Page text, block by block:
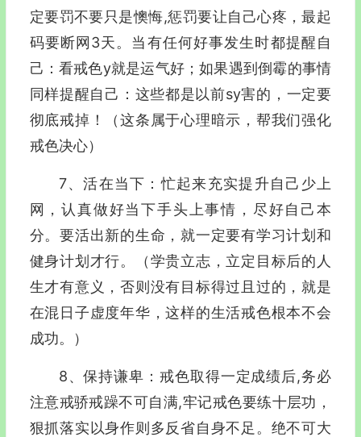
定要罚不要只是懊悔,惩罚要让自己心疼，最起
码要断网3天。当有任何好事发生时都提醒自
己：看戒色y就是运气好；如果遇到倒霉的事情
同样提醒自己：这些都是以前sy害的，一定要
彻底戒掉！（这条属于心理暗示，帮我们强化
戒色决心）
7、活在当下：忙起来充实提升自己少上
网，认真做好当下手头上事情，尽好自己本
分。要活出新的生命，就一定要有学习计划和
健身计划才行。（学贵立志，立定目标后的人
生才有意义，否则没有目标得过且过的，就是
在混日子虚度年华，这样的生活戒色根本不会
成功。）
8、保持谦卑：戒色取得一定成绩后,务必
注意戒骄戒躁不可自满,牢记戒色要练十层功，
狠抓落实以身作则多反省自身不足。绝不可大